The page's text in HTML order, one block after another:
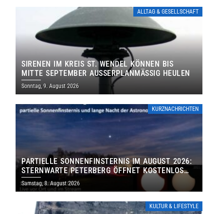
ALLTAG & GESELLSCHAFT
SIRENEN IM KREIS ST. WENDEL KÖNNEN BIS
MITTE SEPTEMBER AUSSERPLANMÄSSIG HEULEN
Sonntag, 9. August 2026
KURZNACHRICHTEN
PARTIELLE SONNENFINSTERNIS IM AUGUST 2026:
STERNWARTE PETERBERG ÖFFNET KOSTENLOS
IHRE TORE
Samstag, 8. August 2026
KULTUR & LIFESTYLE